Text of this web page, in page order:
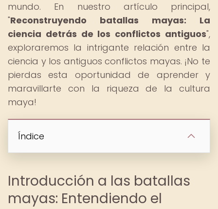
mundo. En nuestro artículo principal,
"Reconstruyendo batallas mayas: La
ciencia detrás de los conflictos antiguos",
exploraremos la intrigante relación entre la
ciencia y los antiguos conflictos mayas. ¡No te
pierdas esta oportunidad de aprender y
maravillarte con la riqueza de la cultura
maya!
Índice
Introducción a las batallas
mayas: Entendiendo el